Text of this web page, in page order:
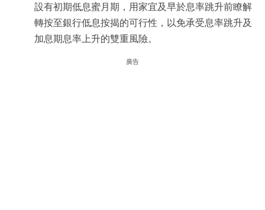
設有初期低息蜜月期，用家宜及早於息率跳升前瞭解
轉按至銀行低息按揭的可行性，以免承受息率跳升及
加息期息率上升的雙重風險。
廣告